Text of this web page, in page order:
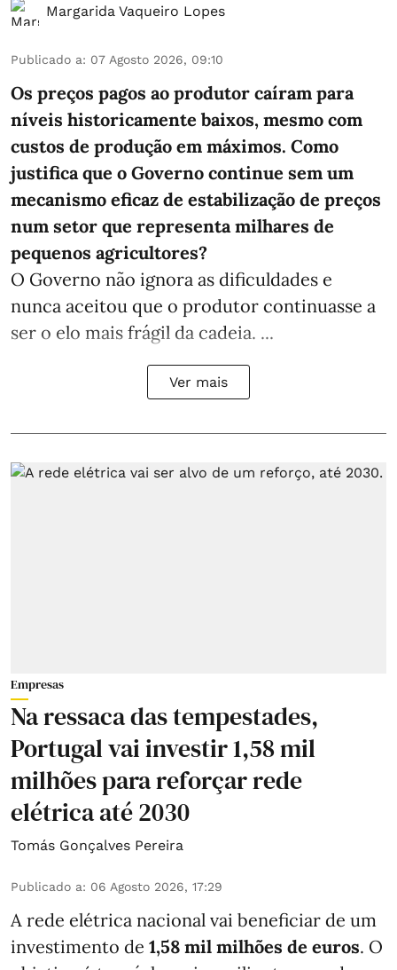
Margarida Vaqueiro Lopes
Publicado a: 07 Agosto 2026, 09:10
Os preços pagos ao produtor caíram para
níveis historicamente baixos, mesmo com
custos de produção em máximos. Como
justifica que o Governo continue sem um
mecanismo eficaz de estabilização de preços
num setor que representa milhares de
pequenos agricultores?
O Governo não ignora as dificuldades e
nunca aceitou que o produtor continuasse a
ser o elo mais frágil da cadeia. ...
Ver mais
Empresas
Na ressaca das tempestades,
Portugal vai investir 1,58 mil
milhões para reforçar rede
elétrica até 2030
Tomás Gonçalves Pereira
Publicado a: 06 Agosto 2026, 17:29
A rede elétrica nacional vai beneficiar de um
investimento de 1,58 mil milhões de euros. O